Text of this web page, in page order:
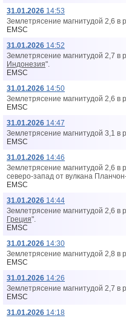
31.01.2026 14:53
Землетрясение магнитудой 2,6 в
EMSC
31.01.2026 14:52
Землетрясение магнитудой 2,7 в
Индонезия".
EMSC
31.01.2026 14:50
Землетрясение магнитудой 2,6 в
EMSC
31.01.2026 14:47
Землетрясение магнитудой 3,1 в
EMSC
31.01.2026 14:46
Землетрясение магнитудой 2,6 в
северо-запад от вyлкана
EMSC
31.01.2026 14:44
Землетрясение магнитудой 2,6 в
Греция".
EMSC
31.01.2026 14:30
Землетрясение магнитудой 2,8 в
EMSC
31.01.2026 14:26
Землетрясение магнитудой 2,7 в
EMSC
31.01.2026 14:18